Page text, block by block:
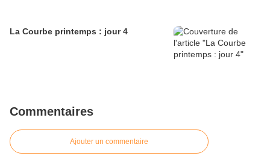
La Courbe printemps : jour 4
Commentaires
Ajouter un commentaire